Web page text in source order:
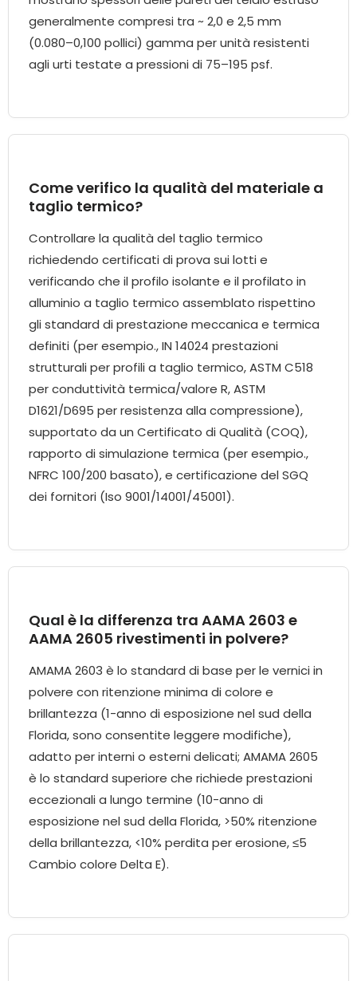
generalmente compresi tra ~ 2,0 e 2,5 mm
(0.080–0,100 pollici) gamma per unità resistenti
agli urti testate a pressioni di 75–195 psf.
Come verifico la qualità del materiale a
taglio termico?
Controllare la qualità del taglio termico
richiedendo certificati di prova sui lotti e
verificando che il profilo isolante e il profilato in
alluminio a taglio termico assemblato rispettino
gli standard di prestazione meccanica e termica
definiti (per esempio., IN 14024 prestazioni
strutturali per profili a taglio termico, ASTM C518
per conduttività termica/valore R, ASTM
D1621/D695 per resistenza alla compressione),
supportato da un Certificato di Qualità (COQ),
rapporto di simulazione termica (per esempio.,
NFRC 100/200 basato), e certificazione del SGQ
dei fornitori (Iso 9001/14001/45001).
Qual è la differenza tra AAMA 2603 e
AAMA 2605 rivestimenti in polvere?
AMAMA 2603 è lo standard di base per le vernici in
polvere con ritenzione minima di colore e
brillantezza (1-anno di esposizione nel sud della
Florida, sono consentite leggere modifiche),
adatto per interni o esterni delicati; AMAMA 2605
è lo standard superiore che richiede prestazioni
eccezionali a lungo termine (10-anno di
esposizione nel sud della Florida, >50% ritenzione
della brillantezza, <10% perdita per erosione, ≤5
Cambio colore Delta E).